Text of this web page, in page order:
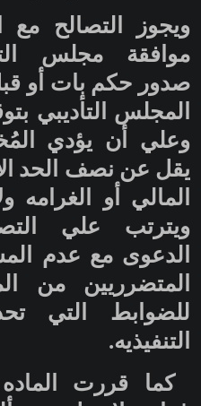
ويجوز التصالح مع
موافقة مجلس
صدور حكم بات أو
المجلس التأديبي
وعلي أن يؤدي
يقل عن نصف الحد
المالي أو الغرامه
ويترتب علي
الدعوى مع عدم
المتضرريين من
للضوابط التي
التنفيذيه.